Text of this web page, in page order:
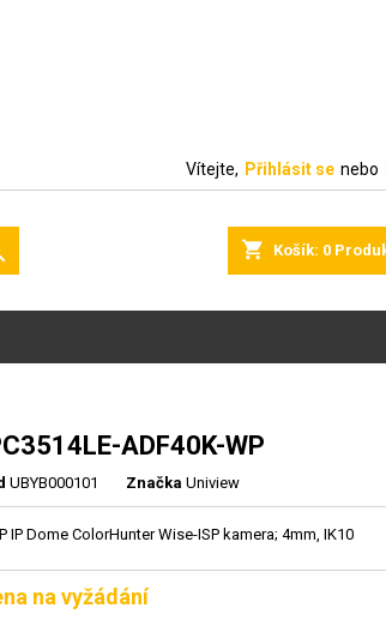
Vítejte, Přihlásit se nebo
shopping_cart Košík: 0
ADF40K-WP
UBYB000101 Značka Uniview
IP Dome ColorHunter Wise-ISP kamera; 4mm, IK10
na vyžádání